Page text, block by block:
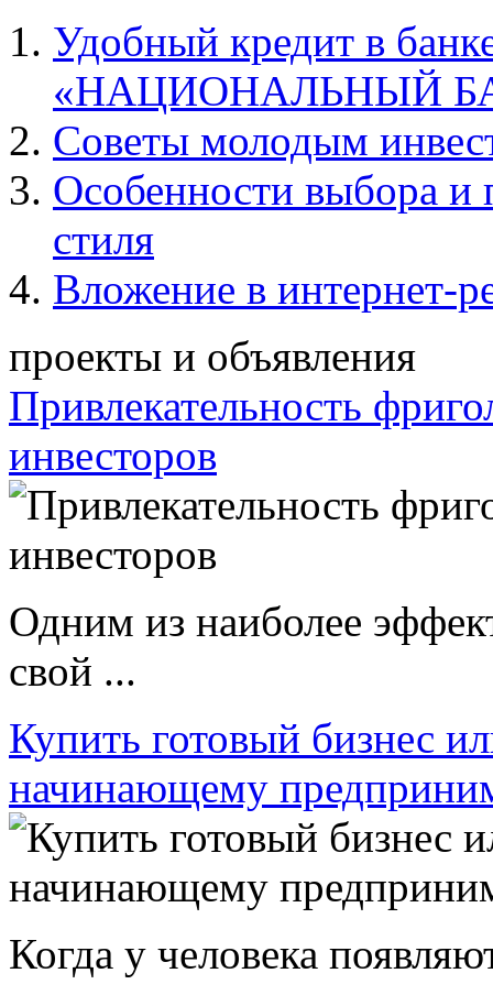
Удобный кредит в
«НАЦИОНАЛЬНЫЙ
Советы молодым
Особенности выбора и
стиля
Вложение в интернет-
проекты и объявления
Привлекательность
инвесторов
Одним из наиболее
свой ...
Купить готовый бизнес
начинающему
Когда у человека